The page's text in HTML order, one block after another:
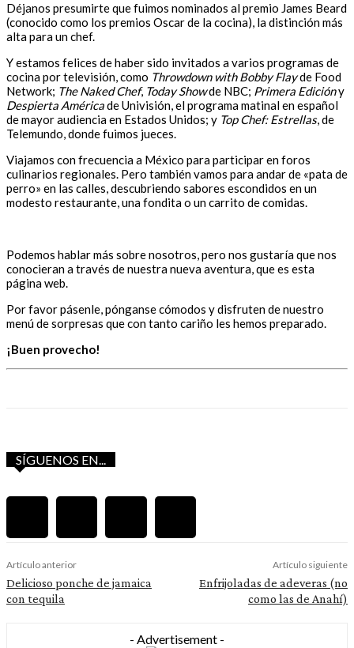
Déjanos presumirte que fuimos nominados al premio James Beard
(conocido como los premios Oscar de la cocina), la distinción más
alta para un chef.
Y estamos felices de haber sido invitados a varios programas de
cocina por televisión, como Throwdown with Bobby Flayde Food
Network; The Naked Chef, Today Showde NBC; Primera Edicióny
Despierta Américade Univisión, el programa matinal en español
de mayor audiencia en Estados Unidos; y Top Chef: Estrellas, de
Telemundo, donde fuimos jueces.
Viajamos con frecuencia a México para participar en foros
culinarios regionales. Pero también vamos para andar de «pata de
perro» en las calles, descubriendo sabores escondidos en un
modesto restaurante, una fondita o un carrito de comidas.
Podemos hablar más sobre nosotros, pero nos gustaría que nos
conocieran a través de nuestra nueva aventura, que es esta
página web.
Por favor pásenle, pónganse cómodos y disfruten de nuestro
menú de sorpresas que con tanto cariño les hemos preparado.
¡Buen provecho!
SÍGUENOS EN...
Artículo anterior
Delicioso ponche de jamaica
con tequila
Artículo siguiente
Enfrijoladas de adeveras (no
como las de Anahí)
- Advertisement -